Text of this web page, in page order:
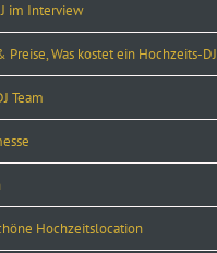
im Interview
Was kostet ein Hochzeits-DJ
Team
Hochzeitslocation